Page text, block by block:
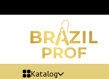
Katalog